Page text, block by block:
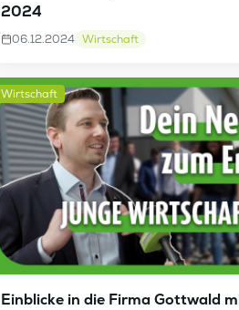
2024
06.12.2024 Wirtschaft
Wirtschaft
Einblicke in die Firma Gottwald